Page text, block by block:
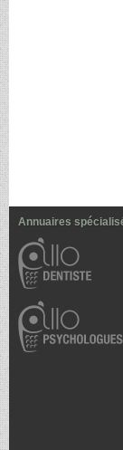
Annuaires